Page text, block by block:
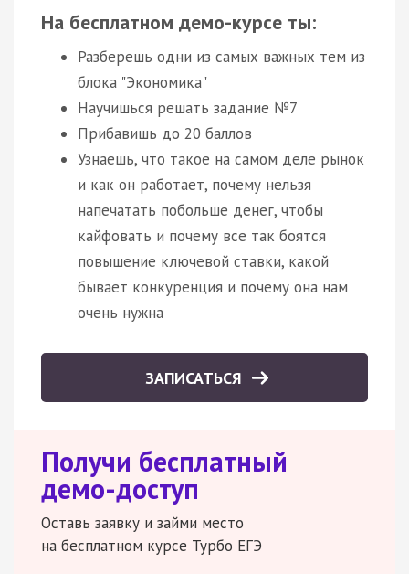
На бесплатном демо-курсе ты:
Разберешь одни из самых важных тем из
блока "Экономика"
Научишься решать задание №7
Прибавишь до 20 баллов
Узнаешь, что такое на самом деле рынок
и как он работает, почему нельзя
напечатать побольше денег, чтобы
кайфовать и почему все так боятся
повышение ключевой ставки, какой
бывает конкуренция и почему она нам
очень нужна
ЗАПИСАТЬСЯ
Получи бесплатный
демо-доступ
Оставь заявку и займи место
на бесплатном курсе Турбо ЕГЭ